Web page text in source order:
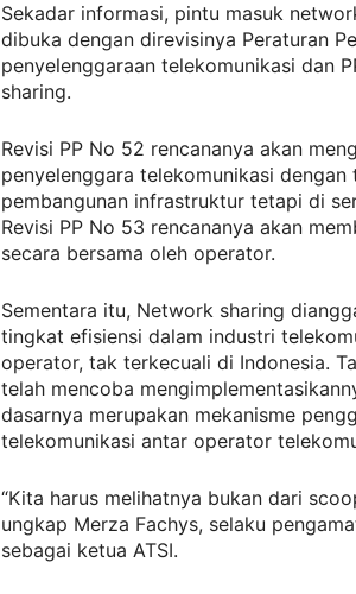
Sekadar informasi, pintu masuk
dibuka dengan direvisinya Peraturan
penyelenggaraan telekomunikasi dan
sharing.
Revisi PP No 52 rencananya akan
penyelenggara telekomunikasi
pembangunan infrastruktur tetapi di
Revisi PP No 53 rencananya akan
secara bersama oleh operator.
Sementara itu, Network sharing
tingkat efisiensi dalam industri
operator, tak terkecuali di Indonesia.
telah mencoba
dasarnya merupakan mekanisme
telekomunikasi antar operator
“Kita harus melihatnya bukan dari
ungkap Merza Fachys, selaku
sebagai ketua ATSI.